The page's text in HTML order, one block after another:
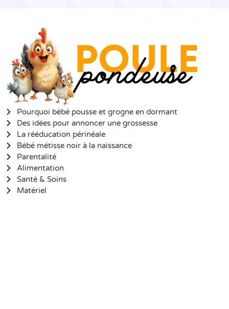
Pourquoi bébé pousse et grogne en dormant
Des idées pour annoncer une grossesse
La rééducation périnéale
Bébé métisse noir à la naissance
Parentalité
Alimentation
Santé & Soins
Matériel